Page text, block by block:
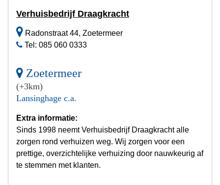
Verhuisbedrijf Draagkracht
Radonstraat 44, Zoetermeer
Tel: 085 060 0333
Zoetermeer
(+3km)
Lansinghage c.a.
Extra informatie:
Sinds 1998 neemt Verhuisbedrijf Draagkracht alle
zorgen rond verhuizen weg. Wij zorgen voor een
prettige, overzichtelijke verhuizing door nauwkeurig af
te stemmen met klanten.